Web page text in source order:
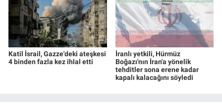
Katil İsrail, Gazze'deki ateşkesi
4 binden fazla kez ihlal etti
İranlı yetkili, Hürmüz
Boğazı'nın İran'a yönelik
tehditler sona erene kadar
kapalı kalacağını söyledi